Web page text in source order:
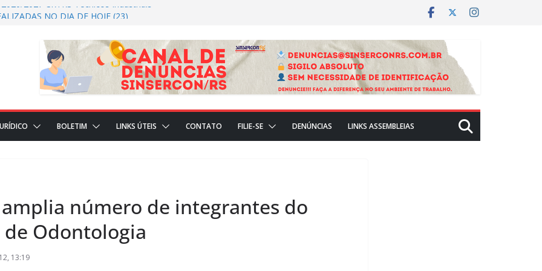
2027 CRTRS Técnicos Industriais
NO DIA DE HOJE (23)
BOLETIM LINKS ÚTEIS CONTATO FILIE-SE DENÚNCIAS LINKS ASSEMBLEIAS
número de integrantes do
de Odontologia
13:19